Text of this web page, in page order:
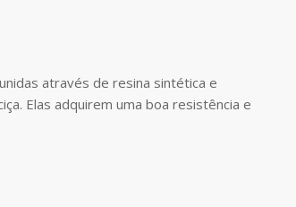
através de resina sintética e
Elas adquirem uma boa resistência e